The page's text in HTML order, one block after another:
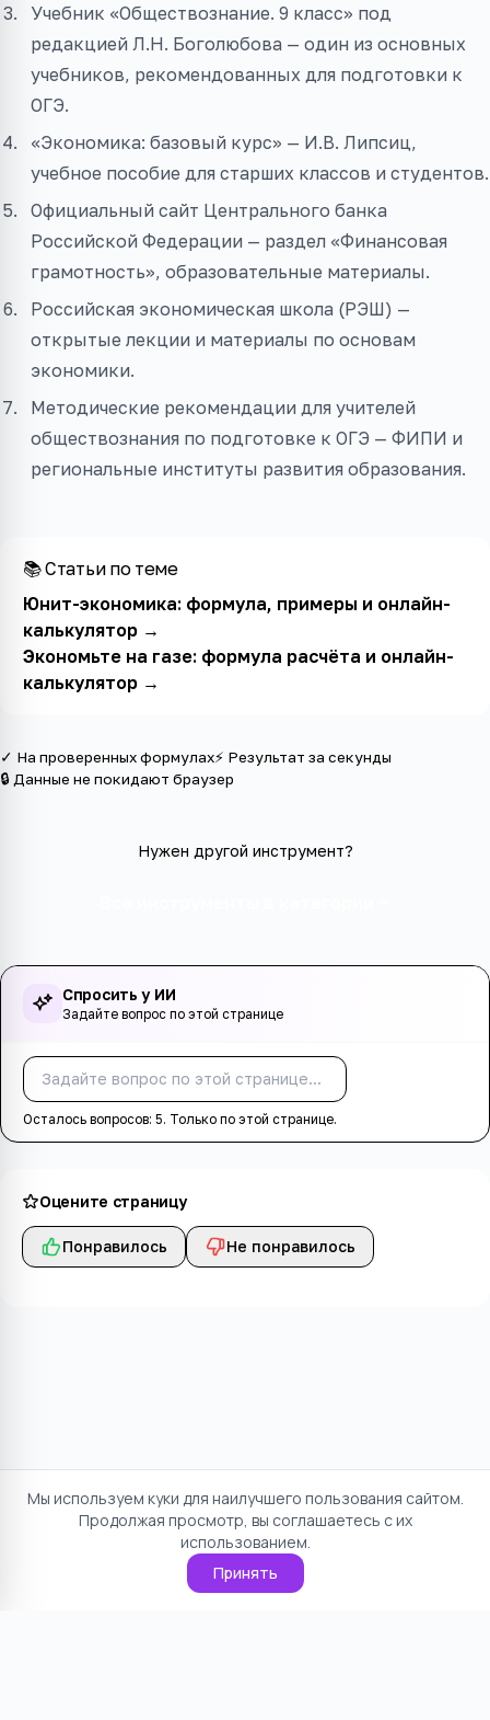
Учебник «Обществознание. 9 класс» под
редакцией Л.Н. Боголюбова — один из основных
учебников, рекомендованных для подготовки к
ОГЭ.
«Экономика: базовый курс» — И.В. Липсиц,
учебное пособие для старших классов и студентов.
Официальный сайт Центрального банка
Российской Федерации — раздел «Финансовая
грамотность», образовательные материалы.
Российская экономическая школа (РЭШ) —
открытые лекции и материалы по основам
экономики.
Методические рекомендации для учителей
обществознания по подготовке к ОГЭ — ФИПИ и
региональные институты развития образования.
📚 Статьи по теме
Юнит-экономика: формула, примеры и онлайн-
калькулятор→
Экономьте на газе: формула расчёта и онлайн-
калькулятор→
✓ На проверенных формулах⚡ Результат за секунды
🔒 Данные не покидают браузер
Нужен другой инструмент?
Спросить у ИИ
Задайте вопрос по этой странице
Осталось вопросов: 5. Только по этой странице.
Оцените страницу
Понравилось Не понравилось
Мы используем куки для наилучшего пользования сайтом.
Продолжая просмотр, вы соглашаетесь с их
использованием.
Принять